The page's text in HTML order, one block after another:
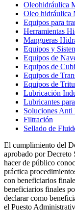
Oleohidráulica
Oleo hidráulica
Equipos para
Herramientas
Mangueras
Equipos y
Equipos de
Equipos de
Equipos de
Equipos de
Lubricación
Lubricantes
Soluciones Anti
Filtración
Sellado de
El cumplimiento del
aprobado por Decreto
hacer de público
práctica
con beneficiarios
beneficiarios finales
declarar como
el Puesto